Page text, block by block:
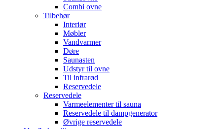
Combi ovne
Tilbehør
Interiør
Møbler
Vandvarmer
Døre
Saunasten
Udstyr til ovne
Til infrarød
Reservedele
Reservedele
Varmeelementer til sauna
Reservedele til dampgenerator
Øvrige reservedele